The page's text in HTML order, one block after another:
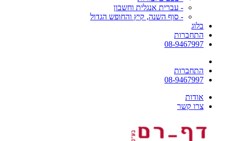
- עברית אנגלית וחשבון
- סוף השנה, קיץ והחופש הגדול
בלוג
התחברות
08-9467997
התחברות
08-9467997
אודות
צרו קשר